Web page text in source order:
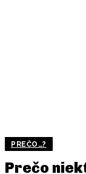
PREČO…?
Prečo